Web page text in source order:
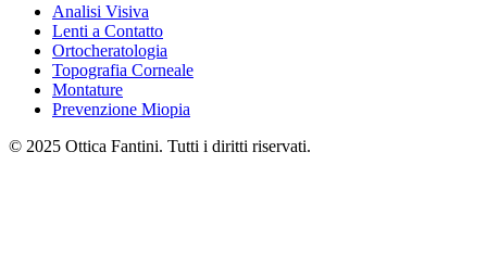
Analisi Visiva
Lenti a Contatto
Ortocheratologia
Topografia Corneale
Montature
Prevenzione Miopia
© 2025 Ottica Fantini. Tutti i diritti riservati.